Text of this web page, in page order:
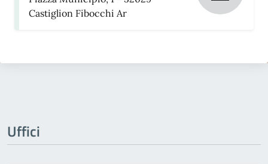
Castiglion Fibocchi Ar
Uffici